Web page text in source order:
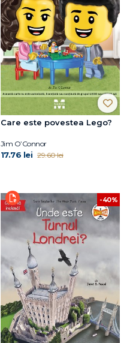
Care este povestea Lego?
Jim O’Connor
17.76 lei 29.60 lei
-40%